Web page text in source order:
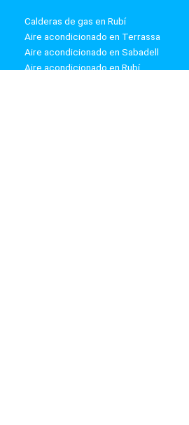
Calderas de gas en Rubí
Aire acondicionado en Terrassa
Aire acondicionado en Sabadell
Aire acondicionado en Rubí